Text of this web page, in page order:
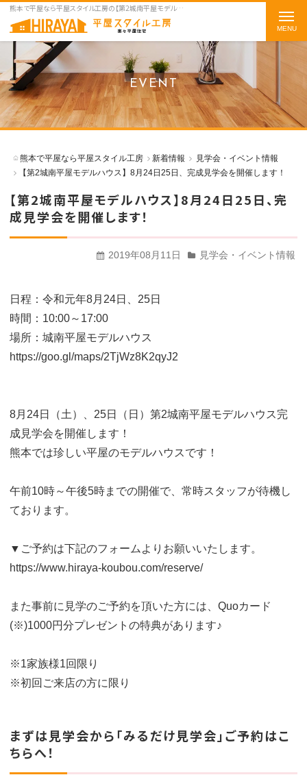
熊本で平屋なら平屋スタイル工房の【第2城南平屋モデルハウス】8月24日25日、完成見学会を開催します！をご紹介
EVENT
熊本で平屋なら平屋スタイル工房 新着情報
見学会・イベント情報
【第2城南平屋モデルハウス】8月24日25日、完成見学会を開催します！
【第2城南平屋モデルハウス】8月24日25日、完
成見学会を開催します！
2019年08月11日 見学会・イベント情報
日程：令和元年8月24日、25日
時間：10:00～17:00
場所：城南平屋モデルハウス
https://goo.gl/maps/2TjWz8K2qyJ2
8月24日（土）、25日（日）第2城南平屋モデルハウス完
成見学会を開催します！
熊本では珍しい平屋のモデルハウスです！
午前10時～午後5時までの開催で、常時スタッフが待機し
ております。
▼ご予約は下記のフォームよりお願いいたします。
https://www.hiraya-koubou.com/reserve/
また事前に見学のご予約を頂いた方には、Quoカード
(※)1000円分プレゼントの特典があります♪
※1家族様1回限り
※初回ご来店の方に限り
まずは見学会から「みるだけ見学会」ご予約はこ
ちらへ！
t
o
g
g
l
e
n
g
t
i